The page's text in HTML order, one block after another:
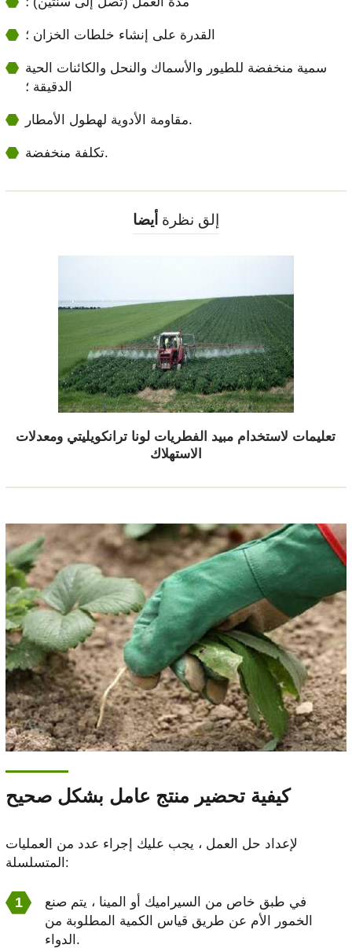
القدرة على إنشاء خلطات الخزان ؛
سمية منخفضة للطيور والأسماك والنحل والكائنات الحية
الدقيقة ؛
مقاومة الأدوية لهطول الأمطار.
تكلفة منخفضة.
إلق نظرة أيضا
تعليمات لاستخدام مبيد الفطريات لونا ترانكويليتي ومعدلات
الاستهلاك
كيفية تحضير منتج عامل بشكل صحيح
لإعداد حل العمل ، يجب عليك إجراء عدد من العمليات
المتسلسلة:
في طبق خاص من السيراميك أو المينا ، يتم صنع
الخمور الأم عن طريق قياس الكمية المطلوبة من
الدواء.